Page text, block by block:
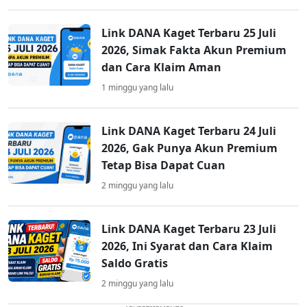
Link DANA Kaget Terbaru 25 Juli
2026, Simak Fakta Akun Premium
dan Cara Klaim Aman
1 minggu yang lalu
Link DANA Kaget Terbaru 24 Juli
2026, Gak Punya Akun Premium
Tetap Bisa Dapat Cuan
2 minggu yang lalu
Link DANA Kaget Terbaru 23 Juli
2026, Ini Syarat dan Cara Klaim
Saldo Gratis
2 minggu yang lalu